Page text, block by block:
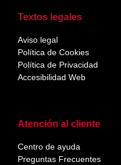
Atención al cliente
Centro de ayuda
Preguntas Frecuentes
Textos legales
Aviso legal
Política de Cookies
Política de Privacidad
Accesibilidad Web